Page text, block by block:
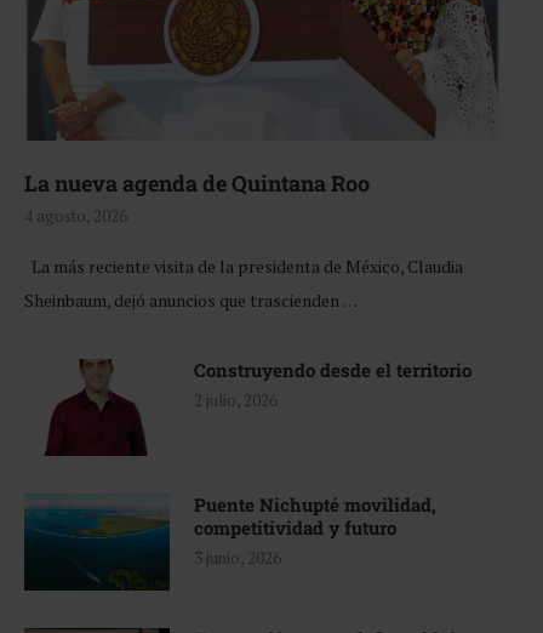
La nueva agenda de Quintana Roo
4 agosto, 2026
La más reciente visita de la presidenta de México, Claudia
Sheinbaum, dejó anuncios que trascienden …
Construyendo desde el territorio
2 julio, 2026
Puente Nichupté movilidad,
competitividad y futuro
3 junio, 2026